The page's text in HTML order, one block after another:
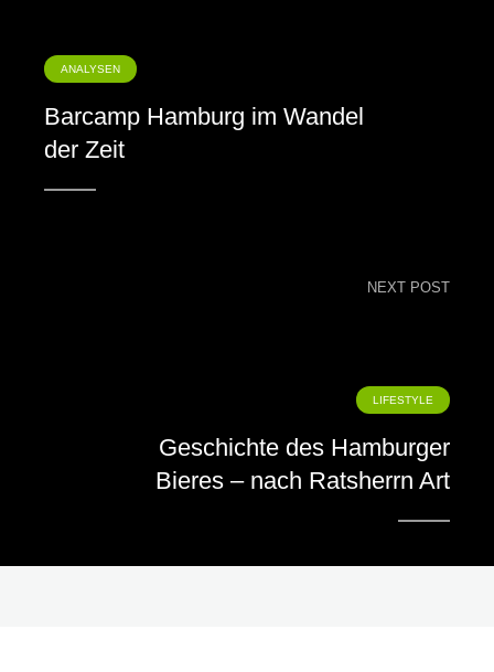
ANALYSEN
Barcamp Hamburg im Wandel
der Zeit
NEXT POST
LIFESTYLE
Geschichte des Hamburger
Bieres – nach Ratsherrn Art